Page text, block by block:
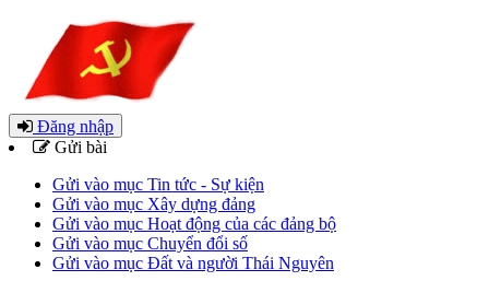
Đăng nhập
Gửi bài
Gửi vào mục Tin tức - Sự kiện
Gửi vào mục Xây dựng đảng
Gửi vào mục Hoạt động của các đảng bộ
Gửi vào mục Chuyển đổi số
Gửi vào mục Đất và người Thái Nguyên